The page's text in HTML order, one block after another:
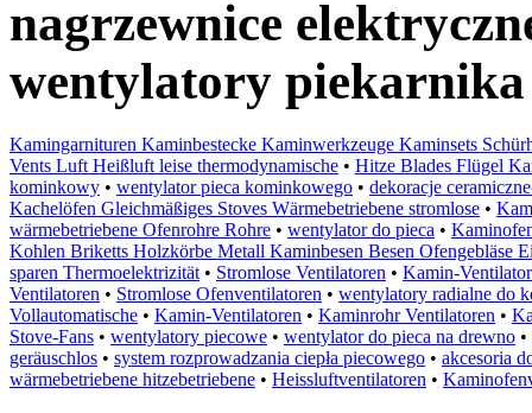
nagrzewnice
wentylatory piekarnika
Kamingarnituren Kaminbestecke Kaminwerkzeuge Kaminsets
Vents Luft Heißluft leise thermodynamische • Hitze Blades Flügel
kominkowy • wentylator pieca kominkowego • dekoracje
Kachelöfen Gleichmäßiges Stoves Wärmebetriebene stromlose •
wärmebetriebene Ofenrohre Rohre • wentylator do pieca •
Kohlen Briketts Holzkörbe Metall Kaminbesen Besen Ofengebläse
sparen Thermoelektrizität • Stromlose Ventilatoren • Kamin-
Ventilatoren • Stromlose Ofenventilatoren • wentylatory radialne do
Vollautomatische • Kamin-Ventilatoren • Kaminrohr Ventilatoren •
Stove-Fans • wentylatory piecowe • wentylator do pieca na drewno •
geräuschlos • system rozprowadzania ciepła piecowego • akcesoria
wärmebetriebene hitzebetriebene • Heissluftventilatoren •